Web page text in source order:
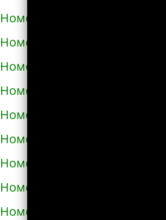
Номера телефонов такси в
Номера телефонов такси в
Номера телефонов такси в
Номера телефонов такси в
Номера телефонов такси в
Номера телефонов такси в
Номера телефонов такси в
Номера телефонов такси в
Номера телефонов такси в